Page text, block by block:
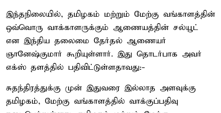
இந்தநிலையில், தமிழகம் மற்றும் மேற்கு வங்காளத்தின்
ஒவ்வொரு வாக்காளருக்கும் ஆணையத்தின் சல்யூட்
என இந்திய தலைமை தேர்தல் ஆணையர்
ஞானேஷ்குமார் கூறியுள்ளார். இது தொடர்பாக அவர்
எக்ஸ் தளத்தில் பதிவிட்டுள்ளதாவது:-
சுதந்திரத்துக்கு முன் இதுவரை இல்லாத அளவுக்கு
தமிழகம், மேற்கு வங்காளத்தில் வாக்குப்பதிவு